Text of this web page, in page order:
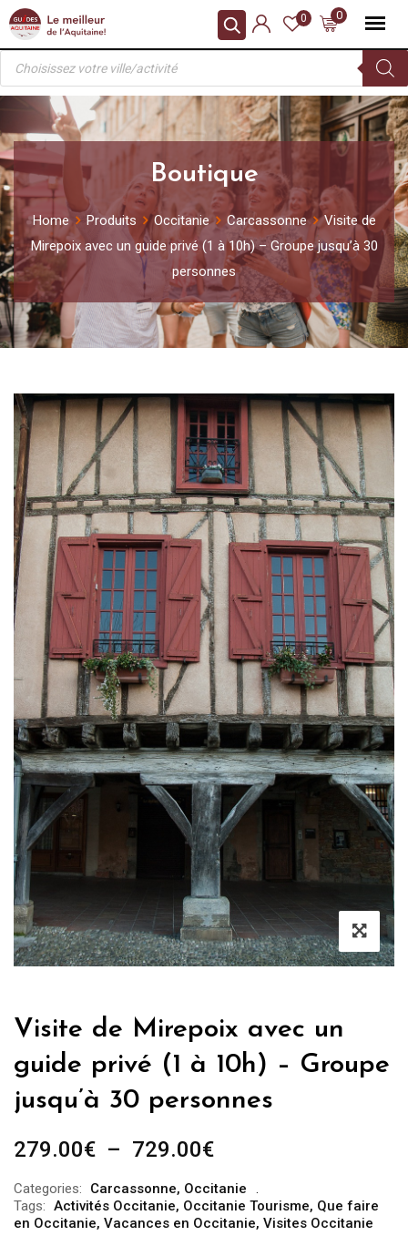
Skip
content
0
0
Recherche
produits
Boutique
Home Produits Occitanie Carcassonne
Visite de
Mirepoix avec un guide privé (1 à 10h) – Groupe jusqu’à 30
personnes
Visite de Mirepoix avec un
guide privé (1 à 10h) – Groupe
jusqu’à 30 personnes
279.00€ – 729.00€Plage
prix :
279.00€
Categories: Carcassonne, Occitanie
Tags: Activités Occitanie, Occitanie Tourisme, Que faire
en Occitanie, Vacances en Occitanie, Visites Occitanie